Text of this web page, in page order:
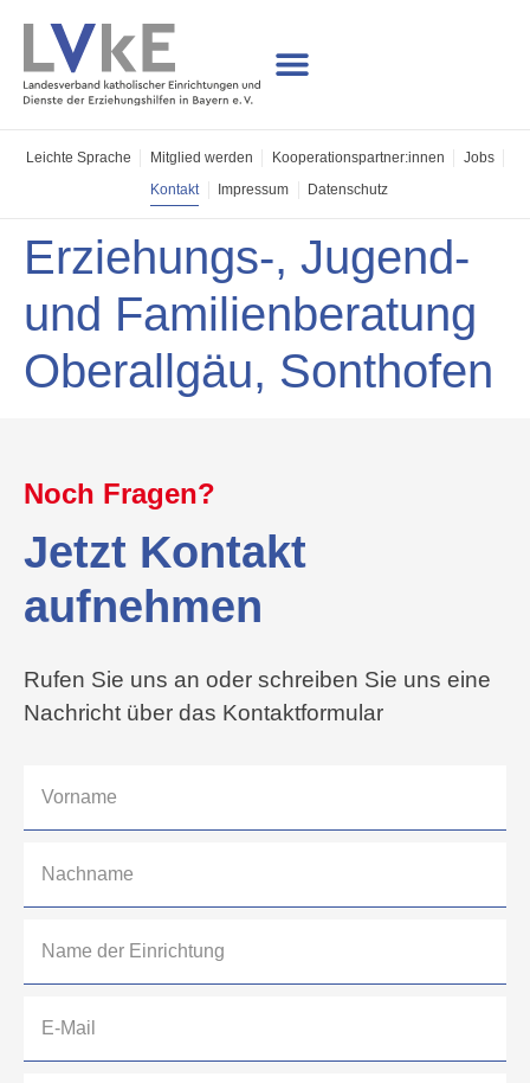
Leichte Sprache Mitglied werden Kooperations­partner:innen Jobs
Kontakt Impressum Datenschutz
Erziehungs-, Jugend-
und Familienberatung
Oberallgäu, Sonthofen
Noch Fragen?
Jetzt Kontakt
aufnehmen
Rufen Sie uns an oder schreiben Sie uns eine
Nachricht über das Kontaktformular